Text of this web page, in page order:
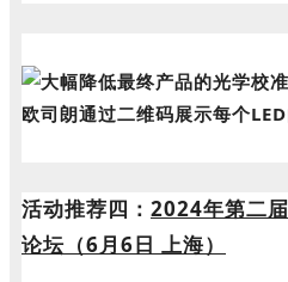
活动推荐四： 2024年第二
论坛（6月6日 上海）